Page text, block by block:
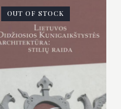
OUT OF STOCK